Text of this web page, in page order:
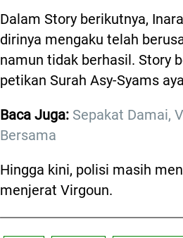
Dalam Story berikutnya,
dirinya mengaku telah
namun tidak berhasil. Story
petikan Surah Asy-Syams
Baca Juga: Sepakat Damai,
Bersama
Hingga kini, polisi masih
menjerat Virgoun.